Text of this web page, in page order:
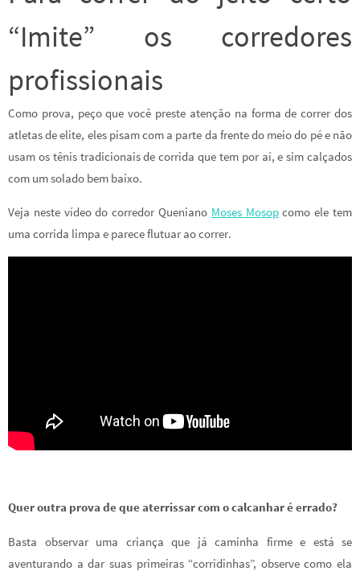
“Imite” os corredores
profissionais
Como prova, peço que você preste atenção na forma de correr dos
atletas de elite, eles pisam com a parte da frente do meio do pé e não
usam os tênis tradicionais de corrida que tem por aí, e sim calçados
com um solado bem baixo.
Veja neste vídeo do corredor Queniano Moses Mosopcomo ele tem
uma corrida limpa e parece flutuar ao correr.
Quer outra prova de que aterrissar com o calcanhar é errado?
Basta observar uma criança que já caminha firme e está se
aventurando a dar suas primeiras “corridinhas”, observe como ela